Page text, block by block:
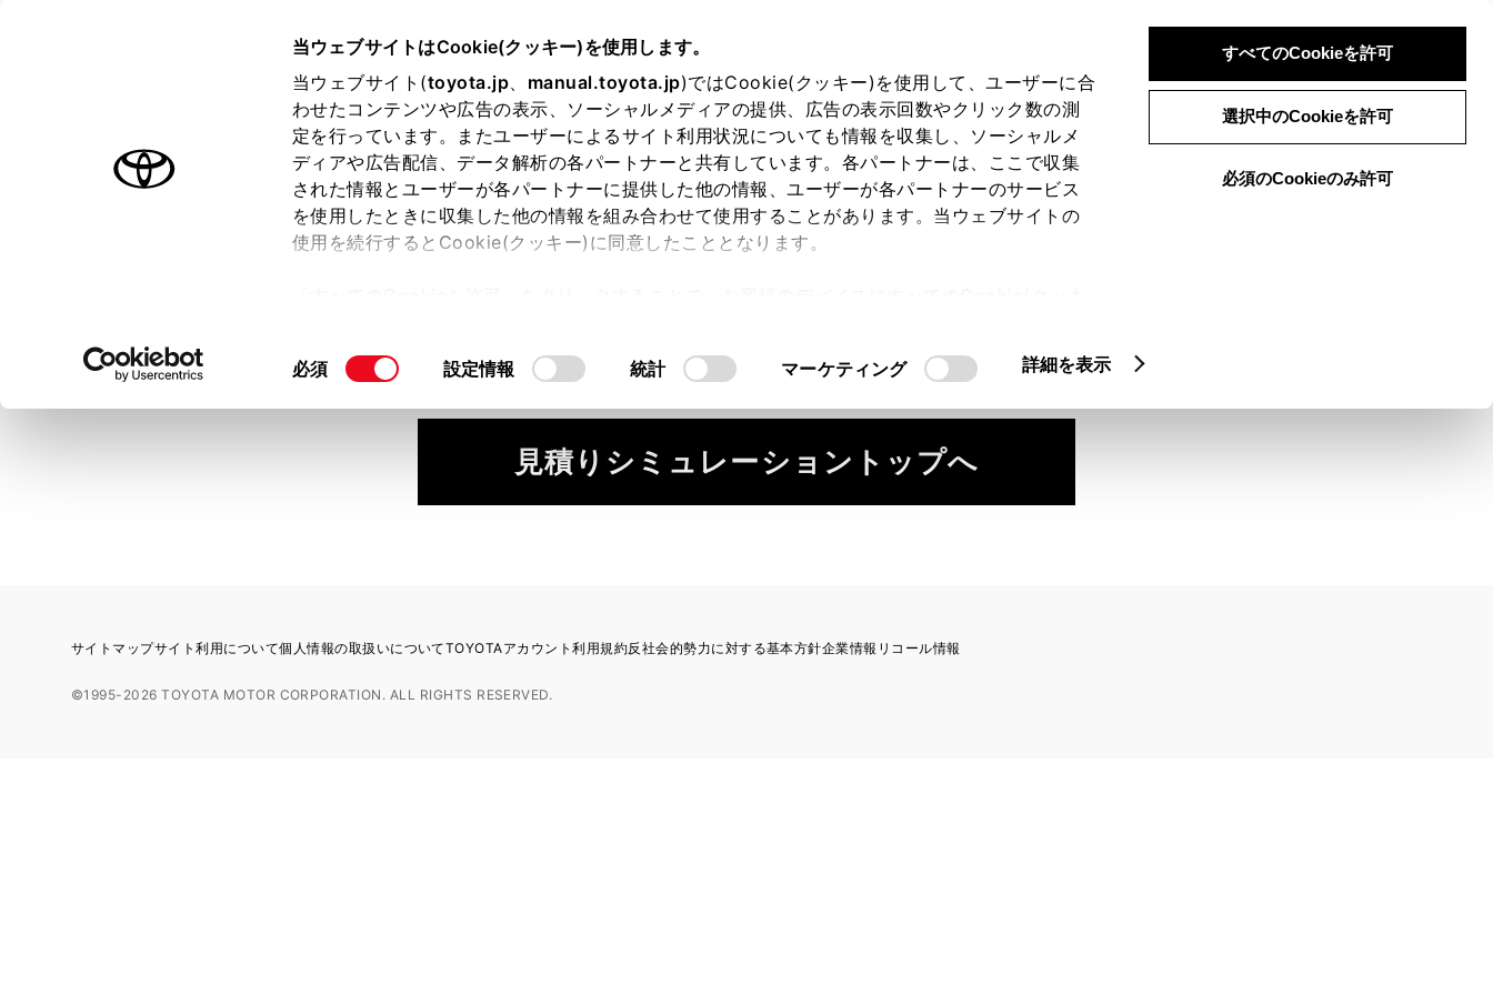
当ウェブサイトはCookie(クッキー)を使用します。
当ウェブサイト(toyota.jp、 manual.toyota.jp)ではCookie(クッキー)を使用して、ユーザーに合
わせたコンテンツや広告の表示、ソーシャルメディアの提供、広告の表示回数やクリック数の測
定を行っています。またユーザーによるサイト利用状況についても情報を収集し、ソーシャルメ
ディアや広告配信、データ解析の各パートナーと共有しています。各パートナーは、ここで収集
された情報とユーザーが各パートナーに提供した他の情報、ユーザーが各パートナーのサービス
を使用したときに収集した他の情報を組み合わせて使用することがあります。当ウェブサイトの
使用を続行するとCookie(クッキー)に同意したこととなります。
て」をご覧ください。
同
必須 設定情報 統計 マーケティング 詳細を表示
すべてのCookieを許可
選択中のCookieを許可
必須のCookieのみ許可
ログイン 検索 メニュー
オーナーサポート トピックス
見積りシミュレーション
見積りシミュレーショントップへ
サイトマップサイト利用について個人情報の取扱いについてTOYOTAアカウント利用規約反社会的勢力に対する基本方針企業情報 リコール情報
©1995-2026 TOYOTA MOTOR CORPORATION. ALL RIGHTS RESERVED.